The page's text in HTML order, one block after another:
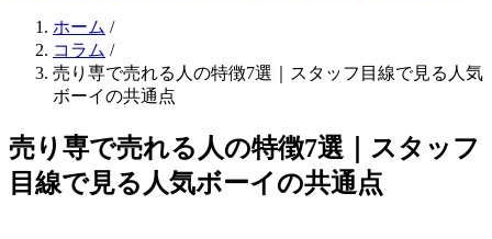
ホーム /
コラム /
売り専で売れる人の特徴7選｜スタッフ目線で見る人気
ボーイの共通点
売り専で売れる人の特徴7選｜スタッフ
目線で見る人気ボーイの共通点